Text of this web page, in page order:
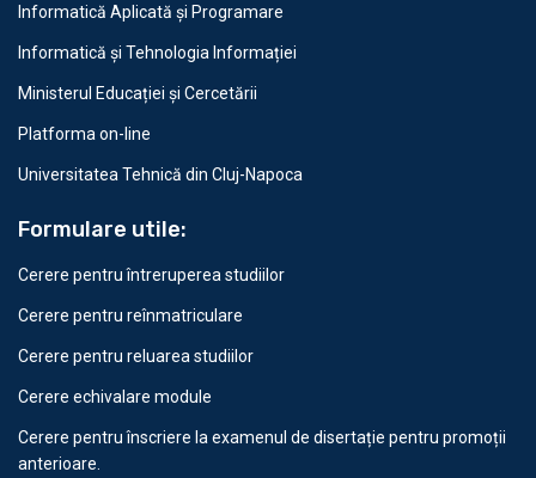
Informatică Aplicată și Programare
Informatică și Tehnologia Informației
Ministerul Educației și Cercetării
Platforma on-line
Universitatea Tehnică din Cluj-Napoca
Formulare utile:
Cerere pentru întreruperea studiilor
Cerere pentru reînmatriculare
Cerere pentru reluarea studiilor
Cerere echivalare module
Cerere pentru înscriere la examenul de disertație pentru promoții
anterioare.